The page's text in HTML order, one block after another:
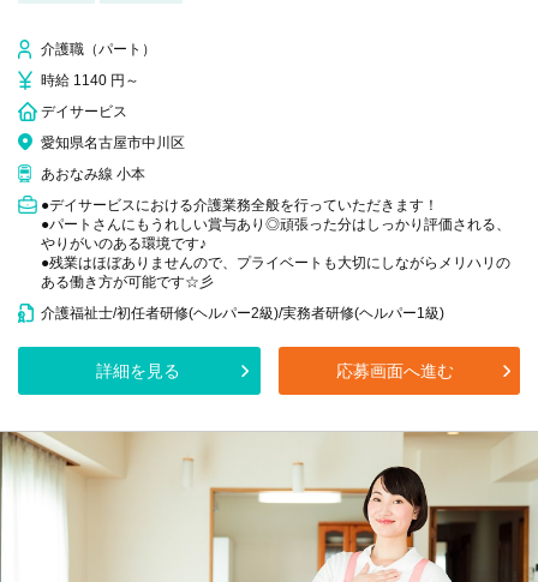
介護職（パート）
時給 1140 円～
デイサービス
愛知県名古屋市中川区
あおなみ線 小本
●デイサービスにおける介護業務全般を行っていただきます！
●パートさんにもうれしい賞与あり◎頑張った分はしっかり評価される、
やりがいのある環境です♪
●残業はほぼありませんので、プライベートも大切にしながらメリハリの
ある働き方が可能です☆彡
介護福祉士/初任者研修(ヘルパー2級)/実務者研修(ヘルパー1級)
詳細を見る 応募画面へ進む